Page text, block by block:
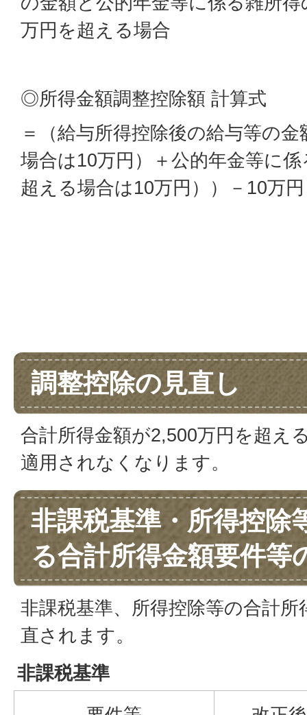
万円を超える場合
◎所得金額調整控除額 計算式
＝（給与所得控除後の給与等の
場合は10万円）＋公的年金等に
超える場合は10万円））－10万円
調整控除の見直し
合計所得金額が2,500万円を超え
適用されなくなります。
非課税基準・所得控除
る合計所得金額要件等
非課税基準、所得控除等の合計
直されます。
非課税基準